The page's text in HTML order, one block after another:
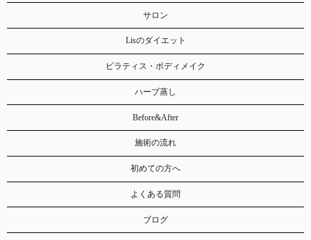
サロン
Lisのダイエット
ピラティス・ボディメイク
ハーブ蒸し
Before&After
施術の流れ
初めての方へ
よくある質問
ブログ